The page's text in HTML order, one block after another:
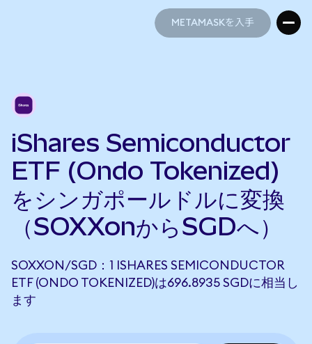
METAMASKを入手
iShares Semiconductor
ETF (Ondo Tokenized)
をシンガポールドルに変換
（SOXXonからSGDへ）
SOXXON/SGD：1 ISHARES SEMICONDUCTOR
ETF (ONDO TOKENIZED)は696.8935 SGDに相当し
ます